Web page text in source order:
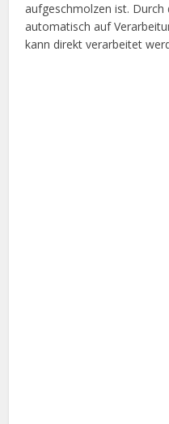
aufgeschmolzen ist.
automatisch auf
kann direkt verarbeitet